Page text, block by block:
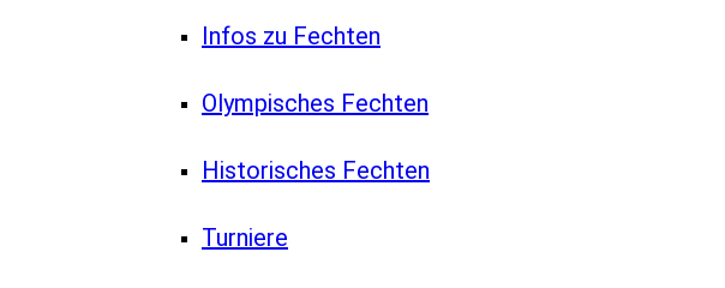
Infos zu Fechten
Olympisches Fechten
Historisches Fechten
Turniere